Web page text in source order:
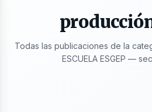
Todas las publicaciones de la
ESCUELA ESGEP —